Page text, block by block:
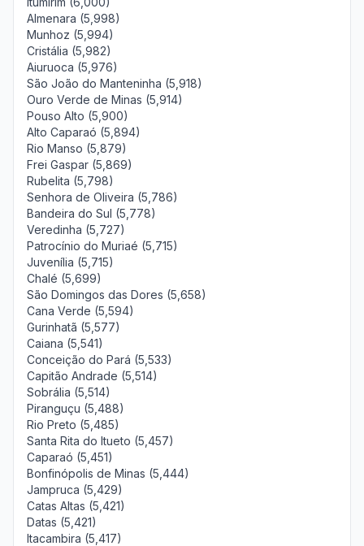
Almenara (5,998)
Munhoz (5,994)
Cristália (5,982)
Aiuruoca (5,976)
São João do Manteninha (5,918)
Ouro Verde de Minas (5,914)
Pouso Alto (5,900)
Alto Caparaó (5,894)
Rio Manso (5,879)
Frei Gaspar (5,869)
Rubelita (5,798)
Senhora de Oliveira (5,786)
Bandeira do Sul (5,778)
Veredinha (5,727)
Patrocínio do Muriaé (5,715)
Juvenília (5,715)
Chalé (5,699)
São Domingos das Dores (5,658)
Cana Verde (5,594)
Gurinhatã (5,577)
Caiana (5,541)
Conceição do Pará (5,533)
Capitão Andrade (5,514)
Sobrália (5,514)
Piranguçu (5,488)
Rio Preto (5,485)
Santa Rita do Itueto (5,457)
Caparaó (5,451)
Bonfinópolis de Minas (5,444)
Jampruca (5,429)
Catas Altas (5,421)
Datas (5,421)
Itacambira (5,417)